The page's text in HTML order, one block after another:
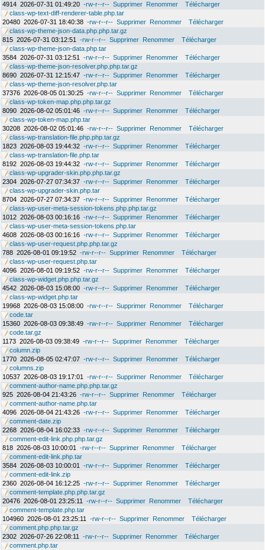
4914 2026-07-31 01:49:20 -rw-r--r-- Supprimer Renommer
Télécharger
class-wp-text-diff-renderer-table.php.tar
20480 2026-07-31 18:40:38 -rw-r--r-- Supprimer Renommer
Télécharger
class-wp-theme-json-data.php.php.tar.gz
815 2026-07-31 03:12:51 -rw-r--r-- Supprimer Renommer
Télécharger
class-wp-theme-json-data.php.tar
3584 2026-07-31 03:12:51 -rw-r--r-- Supprimer Renommer
Télécharger
class-wp-theme-json-resolver.php.php.tar.gz
8690 2026-07-31 12:15:47 -rw-r--r-- Supprimer Renommer
Télécharger
class-wp-theme-json-resolver.php.tar
37376 2026-08-05 01:30:25 -rw-r--r-- Supprimer Renommer
Télécharger
class-wp-token-map.php.php.tar.gz
8090 2026-08-02 05:01:46 -rw-r--r-- Supprimer Renommer
Télécharger
class-wp-token-map.php.tar
30208 2026-08-02 05:01:46 -rw-r--r-- Supprimer Renommer
Télécharger
class-wp-translation-file.php.php.tar.gz
1823 2026-08-03 19:44:32 -rw-r--r-- Supprimer Renommer
Télécharger
class-wp-translation-file.php.tar
8192 2026-08-03 19:44:32 -rw-r--r-- Supprimer Renommer
Télécharger
class-wp-upgrader-skin.php.php.tar.gz
2304 2026-07-27 07:34:37 -rw-r--r-- Supprimer Renommer
Télécharger
class-wp-upgrader-skin.php.tar
8704 2026-07-27 07:34:37 -rw-r--r-- Supprimer Renommer
Télécharger
class-wp-user-meta-session-tokens.php.php.tar.gz
1012 2026-08-03 00:16:16 -rw-r--r-- Supprimer Renommer
Télécharger
class-wp-user-meta-session-tokens.php.tar
4608 2026-08-03 00:16:16 -rw-r--r-- Supprimer Renommer
Télécharger
class-wp-user-request.php.php.tar.gz
788 2026-08-01 09:19:52 -rw-r--r-- Supprimer Renommer
Télécharger
class-wp-user-request.php.tar
4096 2026-08-01 09:19:52 -rw-r--r-- Supprimer Renommer
Télécharger
class-wp-widget.php.php.tar.gz
4542 2026-08-03 15:08:00 -rw-r--r-- Supprimer Renommer
Télécharger
class-wp-widget.php.tar
19968 2026-08-03 15:08:00 -rw-r--r-- Supprimer Renommer
Télécharger
code.tar
15360 2026-08-03 09:38:49 -rw-r--r-- Supprimer Renommer
Télécharger
code.tar.gz
1173 2026-08-03 09:38:49 -rw-r--r-- Supprimer Renommer
Télécharger
column.zip
1770 2026-08-05 02:47:07 -rw-r--r-- Supprimer Renommer
Télécharger
columns.zip
10537 2026-08-03 19:17:01 -rw-r--r-- Supprimer Renommer
Télécharger
comment-author-name.php.php.tar.gz
925 2026-08-04 21:43:26 -rw-r--r-- Supprimer Renommer
Télécharger
comment-author-name.php.tar
4096 2026-08-04 21:43:26 -rw-r--r-- Supprimer Renommer
Télécharger
comment-date.zip
2268 2026-08-04 16:02:33 -rw-r--r-- Supprimer Renommer
Télécharger
comment-edit-link.php.php.tar.gz
818 2026-08-03 10:00:01 -rw-r--r-- Supprimer Renommer
Télécharger
comment-edit-link.php.tar
3584 2026-08-03 10:00:01 -rw-r--r-- Supprimer Renommer
Télécharger
comment-edit-link.zip
2360 2026-08-04 16:12:25 -rw-r--r-- Supprimer Renommer
Télécharger
comment-template.php.php.tar.gz
20476 2026-08-01 23:25:11 -rw-r--r-- Supprimer Renommer
Télécharger
comment-template.php.tar
104960 2026-08-01 23:25:11 -rw-r--r-- Supprimer Renommer
Télécharger
comment.php.php.tar.gz
2302 2026-07-26 22:08:11 -rw-r--r-- Supprimer Renommer
Télécharger
comment.php.tar